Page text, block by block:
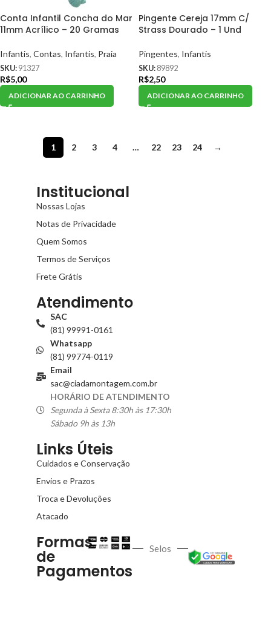
Conta Infantil Concha do Mar
11mm Acrílico – 20 Gramas
Infantis, Contas, Infantis, Praia
SKU: 91327
R$5,00
ADICIONAR AO CARRINHO
Pingente Cereja 17mm C/
Strass Dourado – 1 Und
Pingentes, Infantis
SKU: 89892
R$2,50
ADICIONAR AO CARRINHO
1 2 3 4 … 22 23 24 →
Institucional
Nossas Lojas
Notas de Privacidade
Quem Somos
Termos de Serviços
Frete Grátis
Atendimento
SAC
(81) 99991-0161
Whatsapp
(81) 99774-0119
Email
sac@ciadamontagem.com.br
HORÁRIO DE ATENDIMENTO
Segunda à Sexta 8:30h às 17:30h
Sábado 9h às 13h
Links Úteis
Cuidados e Conservação
Envios e Prazos
Troca e Devoluções
Atacado
Formas
de
Pagamentos
Selos